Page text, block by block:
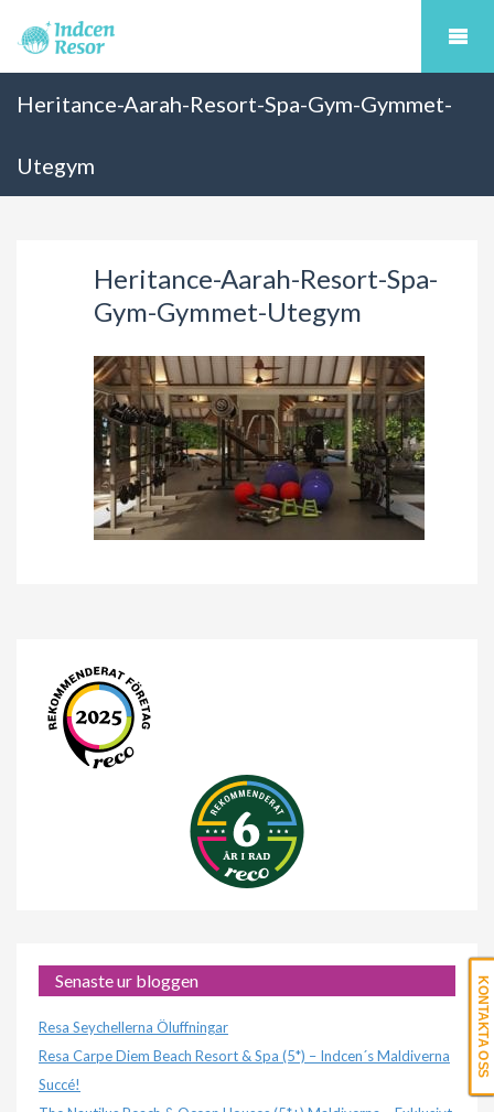
Heritance-Aarah-Resort-Spa-Gym-Gymmet-
Utegym
Heritance-Aarah-Resort-Spa-
Gym-Gymmet-Utegym
Senaste ur bloggen
Resa Seychellerna Öluffningar
Resa Carpe Diem Beach Resort & Spa (5*) – Indcen´s Maldiverna
Succé!
KONTAKTA OSS